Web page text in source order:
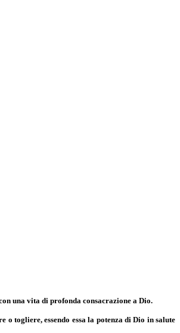
una vita di profonda consacrazione a Dio.
togliere, essendo essa la potenza di Dio in salute